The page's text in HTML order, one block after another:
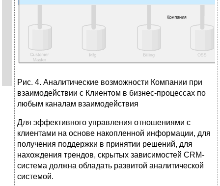
Рис. 4. Аналитические возможности Компании при
взаимодействии с Клиентом в бизнес-процессах по
любым каналам взаимодействия
Для эффективного управления отношениями с
клиентами на основе накопленной информации, для
получения поддержки в принятии решений, для
нахождения трендов, скрытых зависимостей CRM-
система должна обладать развитой аналитической
системой.